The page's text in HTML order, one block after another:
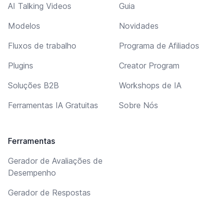
AI Talking Videos
Modelos
Fluxos de trabalho
Plugins
Soluções B2B
Ferramentas IA Gratuitas
Ferramentas
Gerador de Avaliações de
Desempenho
Gerador de Respostas
Guia
Novidades
Programa de Afiliados
Creator Program
Workshops de IA
Sobre Nós